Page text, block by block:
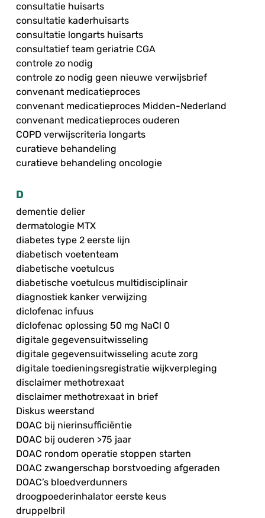
consultatie huisarts
consultatie kaderhuisarts
consultatie longarts huisarts
consultatief team geriatrie CGA
controle zo nodig
controle zo nodig geen nieuwe verwijsbrief
convenant medicatieproces
convenant medicatieproces Midden-Nederland
convenant medicatieproces ouderen
COPD verwijscriteria longarts
curatieve behandeling
curatieve behandeling oncologie
D
dementie delier
dermatologie MTX
diabetes type 2 eerste lijn
diabetisch voetenteam
diabetische voetulcus
diabetische voetulcus multidisciplinair
diagnostiek kanker verwijzing
diclofenac infuus
diclofenac oplossing 50 mg NaCl 0
digitale gegevensuitwisseling
digitale gegevensuitwisseling acute zorg
digitale toedieningsregistratie wijkverpleging
disclaimer methotrexaat
disclaimer methotrexaat in brief
Diskus weerstand
DOAC bij nierinsufficiëntie
DOAC bij ouderen >75 jaar
DOAC rondom operatie stoppen starten
DOAC zwangerschap borstvoeding afgeraden
DOAC’s bloedverdunners
droogpoederinhalator eerste keus
druppelbril